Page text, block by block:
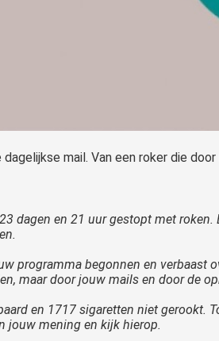
mail. Van een roker die
dagen en 21 uur gestopt met
programma begonnen en verbaast
maar door jouw mails en door de
en 1717 sigaretten niet gerookt.
jouw mening en kijk hierop.